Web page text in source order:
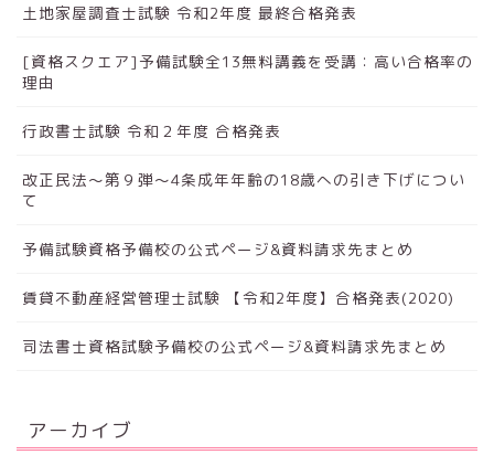
土地家屋調査士試験 令和2年度 最終合格発表
[資格スクエア]予備試験全13無料講義を受講：高い合格率の
理由
行政書士試験 令和２年度 合格発表
改正民法～第９弾～4条成年年齢の18歳への引き下げについ
て
予備試験資格予備校の公式ページ&資料請求先まとめ
賃貸不動産経営管理士試験 【令和2年度】合格発表(2020)
司法書士資格試験予備校の公式ページ&資料請求先まとめ
アーカイブ